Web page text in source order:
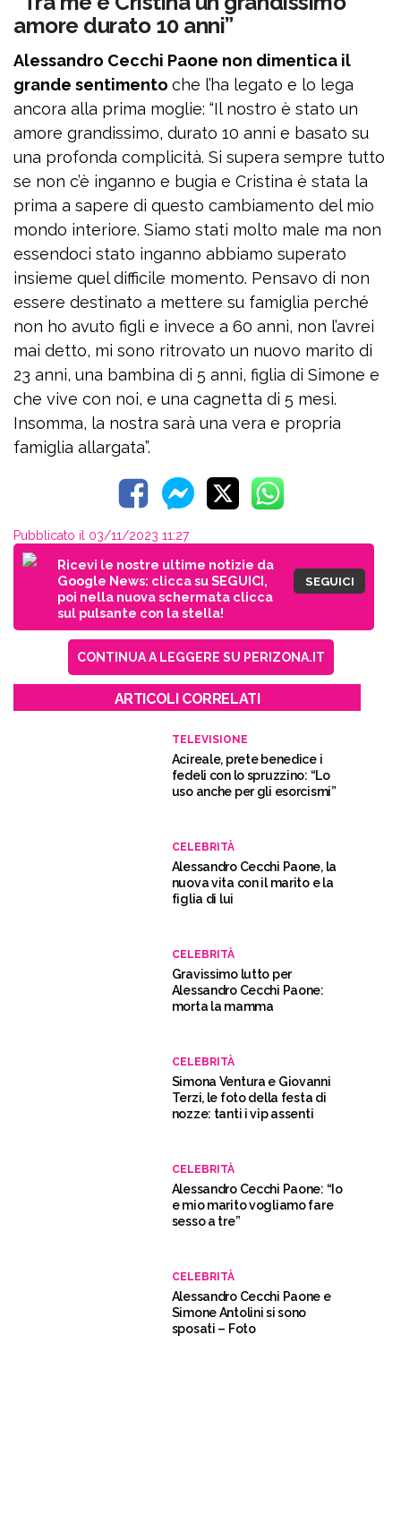
amore durato 10 anni”
Alessandro Cecchi Paone non dimentica il
grande sentimento che l’ha legato e lo lega
ancora alla prima moglie: “Il nostro è stato un
amore grandissimo, durato 10 anni e basato su
una profonda complicità. Si supera sempre tutto
se non c’è inganno e bugia e Cristina è stata la
prima a sapere di questo cambiamento del mio
mondo interiore. Siamo stati molto male ma non
essendoci stato inganno abbiamo superato
insieme quel difficile momento. Pensavo di non
essere destinato a mettere su famiglia perché
non ho avuto figli e invece a 60 anni, non l’avrei
mai detto, mi sono ritrovato un nuovo marito di
23 anni, una bambina di 5 anni, figlia di Simone e
che vive con noi, e una cagnetta di 5 mesi.
Insomma, la nostra sarà una vera e propria
famiglia allargata”.
Pubblicato il 03/11/2023 11:27
Ricevi le nostre ultime notizie da
Google News: clicca su SEGUICI,
poi nella nuova schermata clicca
sul pulsante con la stella!
SEGUICI
CONTINUA A LEGGERE SU PERIZONA.IT
ARTICOLI CORRELATI
TELEVISIONE
Acireale, prete benedice i
fedeli con lo spruzzino: “Lo
uso anche per gli esorcismi”
CELEBRITÀ
Alessandro Cecchi Paone, la
nuova vita con il marito e la
figlia di lui
CELEBRITÀ
Gravissimo lutto per
Alessandro Cecchi Paone:
morta la mamma
CELEBRITÀ
Simona Ventura e Giovanni
Terzi, le foto della festa di
nozze: tanti i vip assenti
CELEBRITÀ
Alessandro Cecchi Paone: “Io
e mio marito vogliamo fare
sesso a tre”
CELEBRITÀ
Alessandro Cecchi Paone e
Simone Antolini si sono
sposati – Foto